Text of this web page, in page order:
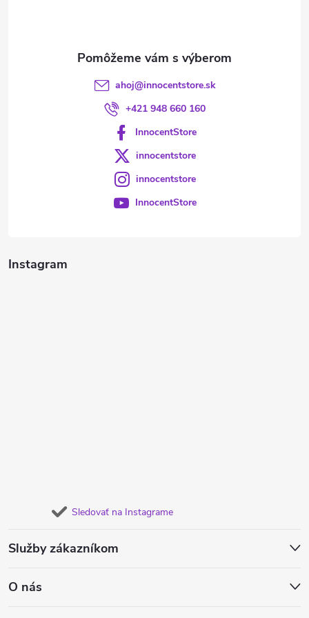
Instagram
Sledovať na Instagrame
Služby zákazníkom
O nás
ahoj@innocentstore.sk
+421 948 660 160
InnocentStore
innocentstore
innocentstore
InnocentStore